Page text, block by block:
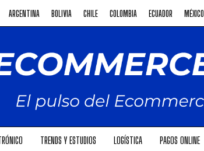
ARGENTINA BOLIVIA CHILE COLOMBIA ECUADOR MÉXICO
TRENDS Y ESTUDIOS LOGÍSTICA PAGOS ONLINE